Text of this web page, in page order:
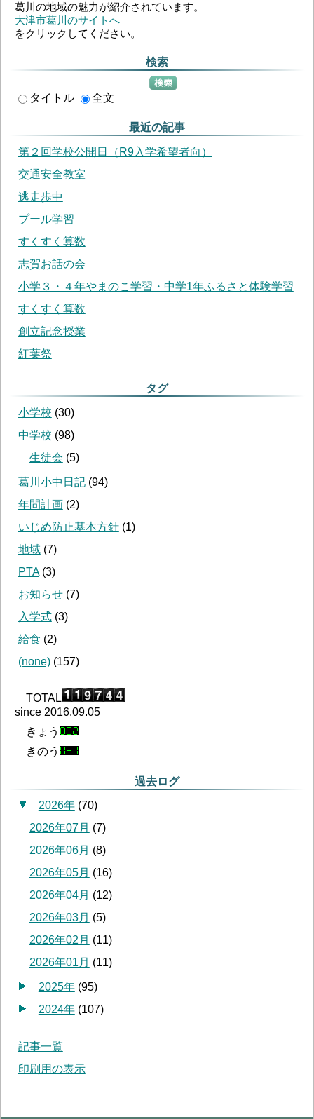
葛川の地域の魅力が紹介されています。
大津市葛川のサイトへ
をクリックしてください。
検索
検索
タイトル 全文
最近の記事
第２回学校公開日（R9入学希望者向）
交通安全教室
逃走歩中
プール学習
すくすく算数
志賀お話の会
小学３・４年やまのこ学習・中学1年ふるさと体験学習
すくすく算数
創立記念授業
紅葉祭
タグ
小学校 (30)
中学校 (98)
生徒会 (5)
葛川小中日記 (94)
年間計画 (2)
いじめ防止基本方針 (1)
地域 (7)
PTA (3)
お知らせ (7)
入学式 (3)
給食 (2)
(none) (157)
TOTAL
since 2016.09.05
きょう
きのう
過去ログ
2026年 (70)
2026年07月 (7)
2026年06月 (8)
2026年05月 (16)
2026年04月 (12)
2026年03月 (5)
2026年02月 (11)
2026年01月 (11)
2025年 (95)
2024年 (107)
記事一覧
印刷用の表示